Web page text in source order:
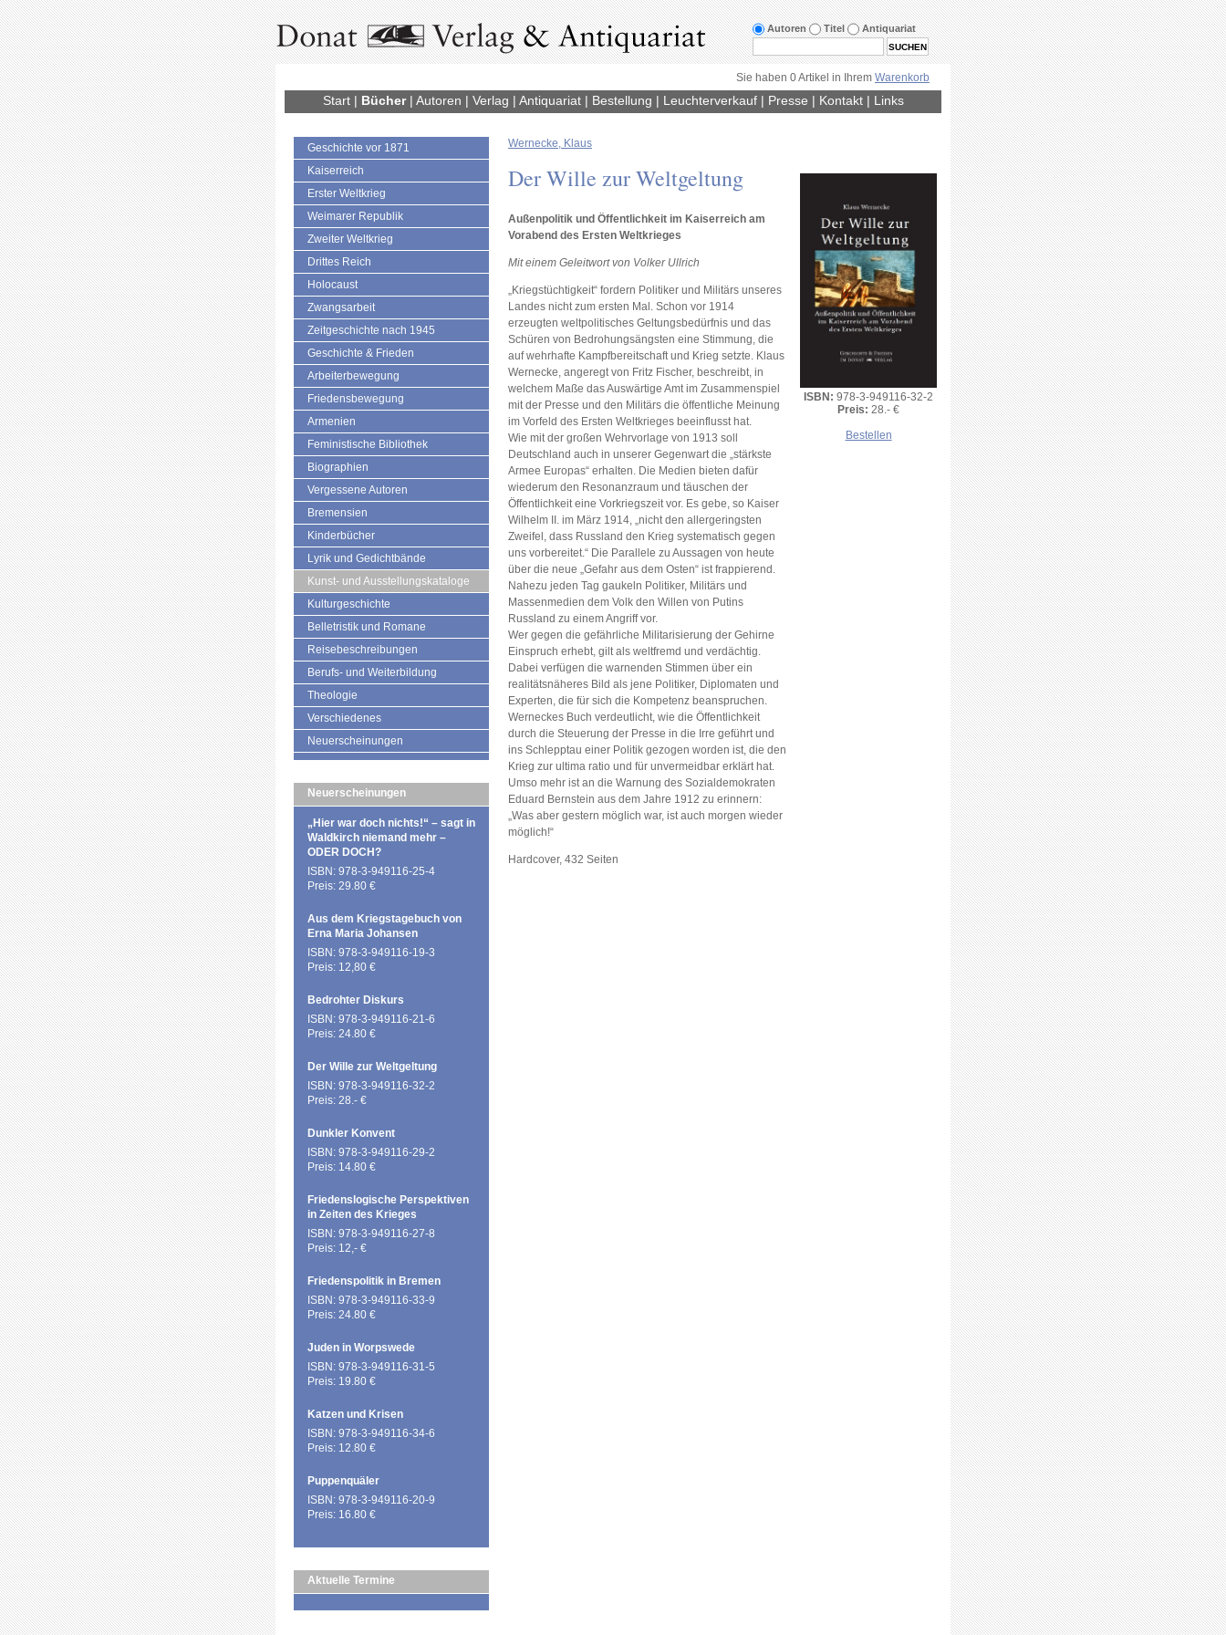
Autoren Titel Antiquariat
Sie haben 0 Artikel in Ihrem Warenkorb
Start| Bücher| Autoren | Verlag | Antiquariat| Bestellung | Leuchterverkauf| Presse | Kontakt| Links
Geschichte vor 1871
Kaiserreich
Erster Weltkrieg
Weimarer Republik
Zweiter Weltkrieg
Drittes Reich
Holocaust
Zwangsarbeit
Zeitgeschichte nach 1945
Geschichte & Frieden
Arbeiterbewegung
Friedensbewegung
Armenien
Feministische Bibliothek
Biographien
Vergessene Autoren
Bremensien
Kinderbücher
Lyrik und Gedichtbände
Kunst- und Ausstellungskataloge
Kulturgeschichte
Belletristik und Romane
Reisebeschreibungen
Berufs- und Weiterbildung
Theologie
Verschiedenes
Neuerscheinungen
Neuerscheinungen
„Hier war doch nichts!“ – sagt in
Waldkirch niemand mehr –
ODER DOCH?
ISBN: 978-3-949116-25-4
Preis: 29.80 €
Aus dem Kriegstagebuch von
Erna Maria Johansen
ISBN: 978-3-949116-19-3
Preis: 12,80 €
Bedrohter Diskurs
ISBN: 978-3-949116-21-6
Preis: 24.80 €
Der Wille zur Weltgeltung
ISBN: 978-3-949116-32-2
Preis: 28.- €
Dunkler Konvent
ISBN: 978-3-949116-29-2
Preis: 14.80 €
Friedenslogische Perspektiven
in Zeiten des Krieges
ISBN: 978-3-949116-27-8
Preis: 12,- €
Friedenspolitik in Bremen
ISBN: 978-3-949116-33-9
Preis: 24.80 €
Juden in Worpswede
ISBN: 978-3-949116-31-5
Preis: 19.80 €
Katzen und Krisen
ISBN: 978-3-949116-34-6
Preis: 12.80 €
Puppenquäler
ISBN: 978-3-949116-20-9
Preis: 16.80 €
Aktuelle Termine
Wernecke, Klaus
Der Wille zur Weltgeltung
Außenpolitik und Öffentlichkeit im Kaiserreich am
Vorabend des Ersten Weltkrieges
Mit einem Geleitwort von Volker Ullrich
„Kriegstüchtigkeit“ fordern Politiker und Militärs unseres
Landes nicht zum ersten Mal. Schon vor 1914
erzeugten weltpolitisches Geltungsbedürfnis und das
Schüren von Bedrohungsängsten eine Stimmung, die
auf wehrhafte Kampfbereitschaft und Krieg setzte. Klaus
Wernecke, angeregt von Fritz Fischer, beschreibt, in
welchem Maße das Auswärtige Amt im Zusammenspiel
mit der Presse und den Militärs die öffentliche Meinung
im Vorfeld des Ersten Weltkrieges beeinflusst hat.
Wie mit der großen Wehrvorlage von 1913 soll
Deutschland auch in unserer Gegenwart die „stärkste
Armee Europas“ erhalten. Die Medien bieten dafür
wiederum den Resonanzraum und täuschen der
Öffentlichkeit eine Vorkriegszeit vor. Es gebe, so Kaiser
Wilhelm II. im März 1914, „nicht den allergeringsten
Zweifel, dass Russland den Krieg systematisch gegen
uns vorbereitet.“ Die Parallele zu Aussagen von heute
über die neue „Gefahr aus dem Osten“ ist frappierend.
Nahezu jeden Tag gaukeln Politiker, Militärs und
Massenmedien dem Volk den Willen von Putins
Russland zu einem Angriff vor.
Wer gegen die gefährliche Militarisierung der Gehirne
Einspruch erhebt, gilt als weltfremd und verdächtig.
Dabei verfügen die warnenden Stimmen über ein
realitätsnäheres Bild als jene Politiker, Diplomaten und
Experten, die für sich die Kompetenz beanspruchen.
Werneckes Buch verdeutlicht, wie die Öffentlichkeit
durch die Steuerung der Presse in die Irre geführt und
ins Schlepptau einer Politik gezogen worden ist, die den
Krieg zur ultima ratio und für unvermeidbar erklärt hat.
Umso mehr ist an die Warnung des Sozialdemokraten
Eduard Bernstein aus dem Jahre 1912 zu erinnern:
„Was aber gestern möglich war, ist auch morgen wieder
möglich!“
Hardcover, 432 Seiten
ISBN: 978-3-949116-32-2
Preis: 28.- €
Bestellen